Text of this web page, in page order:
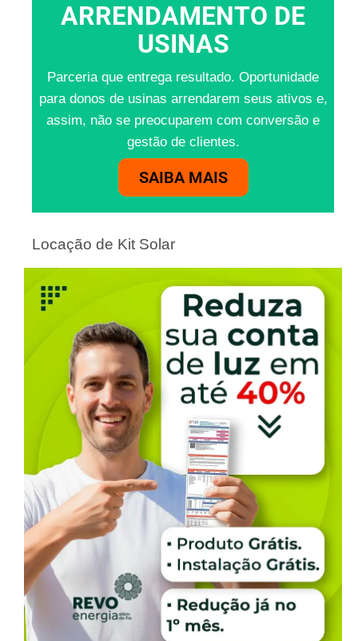
ARRENDAMENTO DE
USINAS
Parceria que entrega resultado. Oportunidade
para donos de usinas arrendarem seus ativos e,
assim, não se preocuparem com conversão e
gestão de clientes.
SAIBA MAIS
Locação de Kit Solar